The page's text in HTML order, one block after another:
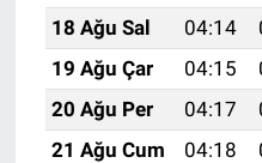
18 Ağu Sal
04:14
19 Ağu Çar
04:15
20 Ağu Per
04:17
21 Ağu Cum
04:18